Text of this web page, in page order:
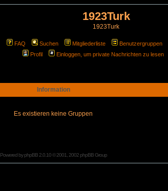
1923Turk
1923Turk
FAQ Suchen Mitgliederliste Benutzergruppen
Profil
Einloggen, um private Nachrichten zu lesen
Information
Es existieren keine Gruppen
Powered byphpBB2.0.10 © 2001, 2002 phpBB Group